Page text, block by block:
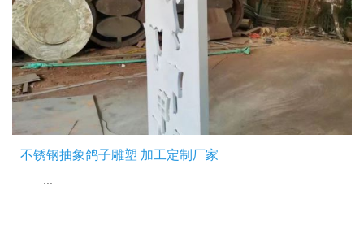
不锈钢抽象鸽子雕塑 加工定制厂家
...